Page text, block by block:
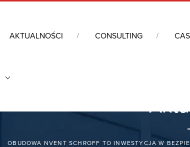
AKTUALNOŚCI CONSULTING
OBUDOWA NVENT SCHROFF TO INWESTYCJA W